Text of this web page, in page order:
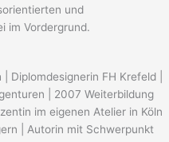
und
im Vordergrund.
Diplomdesignerin FH Krefeld |
| 2007 Weiterbildung
im eigenen Atelier in Köln
| Autorin mit Schwerpunkt